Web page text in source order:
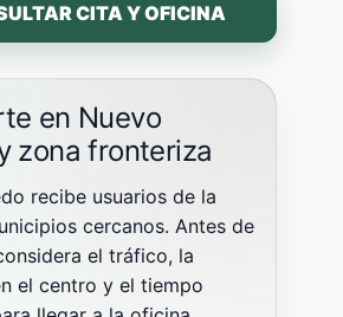
CITA Y OFICINA
en Nuevo
zona fronteriza
recibe usuarios de la
cercanos. Antes de
el tráfico, la
el centro y el tiempo